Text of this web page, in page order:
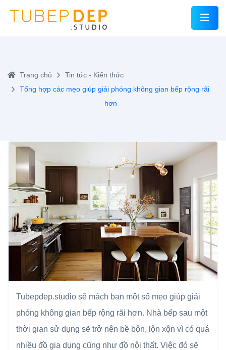
Trang chủ
Tin tức - Kiến thức
Tổng hợp các mẹo giúp giải phóng không gian bếp rộng rãi
hơn
Tubepdep.studio sẽ mách bạn một số mẹo giúp giải
phóng không gian bếp rộng rãi hơn. Nhà bếp sau một
thời gian sử dụng sẽ trở nên bề bộn, lộn xộn vì có quá
nhiều đồ gia dụng cũng như đồ nội thất. Việc đó sẽ